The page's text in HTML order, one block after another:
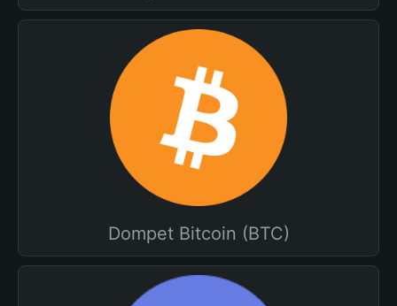
Dompet Bitcoin (BTC)